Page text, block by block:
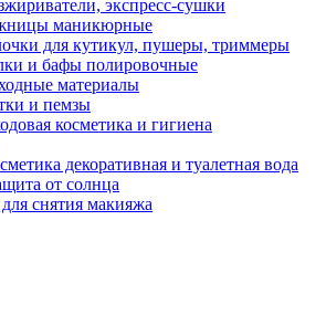
экспресс-сушки
маникюрные
для кутикул, пушеры, триммеры
и бафы полировочные
материалы
и пемзы
косметика и гигиена
декоративная и туалетная вода
от солнца
снятия макияжа